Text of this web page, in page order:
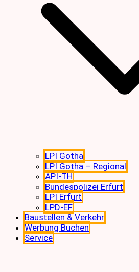
LPI Gotha
LPI Gotha – Regional
API-TH
Bundespolizei Erfurt
LPI Erfurt
LPD-EF
Baustellen & Verkehr
Werbung Buchen
Service